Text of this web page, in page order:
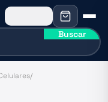
Buscar
/